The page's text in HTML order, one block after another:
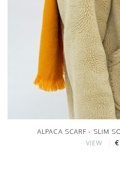
ALPACA SCARF - SLIM
VIEW